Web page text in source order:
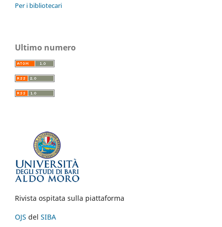
Per i bibliotecari
Ultimo numero
Rivista ospitata sulla piattaforma
OJS del SIBA